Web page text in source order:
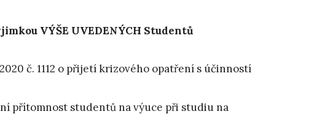
VÝŠE UVEDENÝCH Studentů
č. 1112 o přijetí krizového opatření s účinností
přítomnost studentů na výuce při studiu na